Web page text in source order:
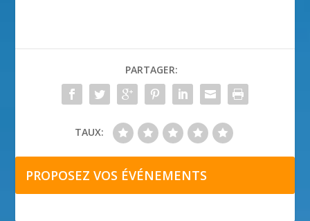
PARTAGER:
TAUX:
PROPOSEZ VOS ÉVÉNEMENTS